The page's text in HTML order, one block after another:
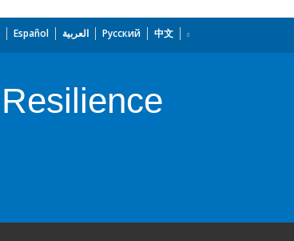
Español العربية Русский 中文